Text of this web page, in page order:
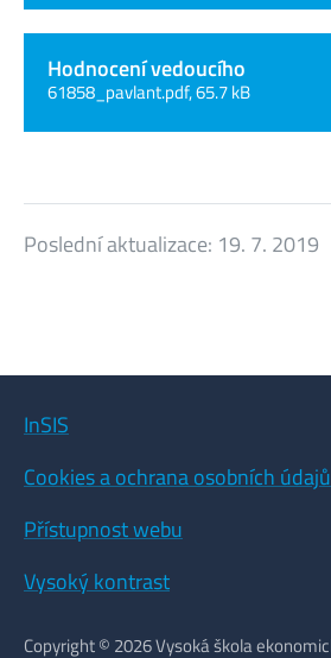
Hodnocení vedoucího
61858_pavlant.pdf, 65.7 kB
Poslední aktualizace: 19. 7. 2019
InSIS
Cookies a ochrana osobních údajů
Přístupnost webu
Vysoký kontrast
Copyright © 2026 Vysoká škola